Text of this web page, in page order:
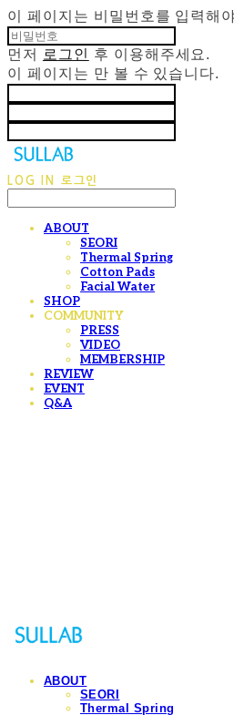
이 페이지는 비밀번호를 입력해
먼저 로그인 후 이용해주세요.
이 페이지는 만 볼 수 있습니다.
LOG IN 로그인
ABOUT
SEORI
Thermal Spring
Cotton Pads
Facial Water
SHOP
COMMUNITY
PRESS
VIDEO
MEMBERSHIP
REVIEW
EVENT
Q&A
ABOUT
SEORI
Thermal Spring